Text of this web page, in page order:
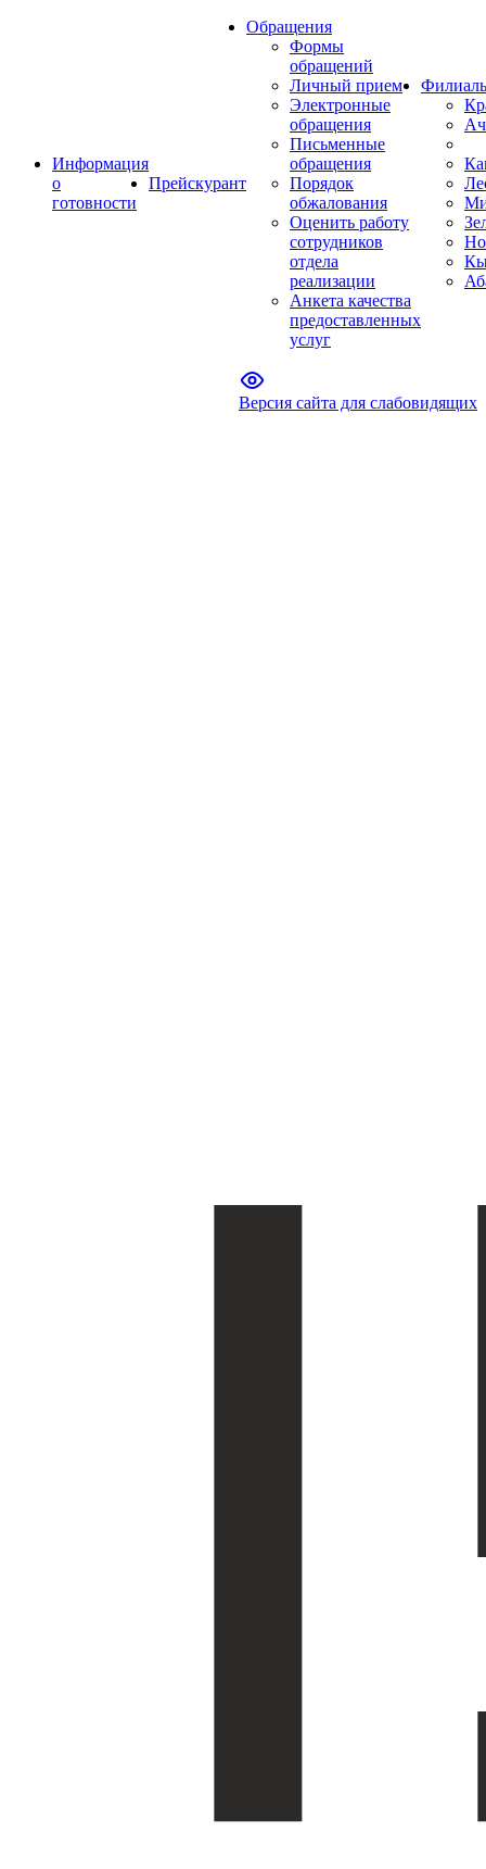
Информация
о
готовности
Прейскурант
Обращения
Формы
обращений
Личный прием
Электронные
обращения
Письменные
обращения
Порядок
обжалования
Оценить работу
сотрудников
отдела
реализации
Анкета качества
предоставленных
услуг
Версия сайта для слабовидящих